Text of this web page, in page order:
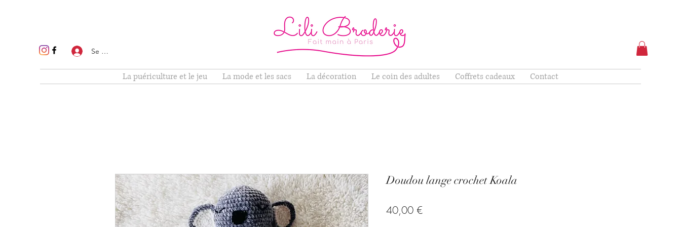
Se connecter
La puériculture et le jeu La mode et les sacs La décoration Le coin des adultes Coffrets cadeaux Contact
Doudou lange crochet Koala
40,00 €Prix